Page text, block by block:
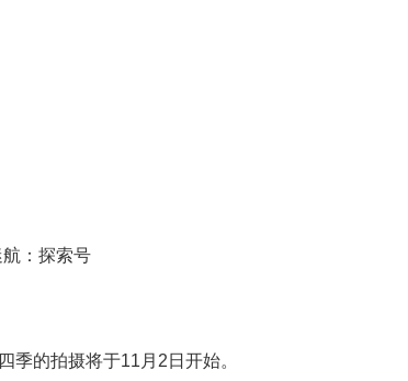
：探索号
的拍摄将于11月2日开始。